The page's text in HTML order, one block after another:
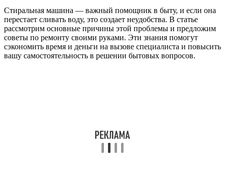
Стиральная машина — важный помощник в быту, и если она
перестает сливать воду, это создает неудобства. В статье
рассмотрим основные причины этой проблемы и предложим
советы по ремонту своими руками. Эти знания помогут
сэкономить время и деньги на вызове специалиста и повысить
вашу самостоятельность в решении бытовых вопросов.